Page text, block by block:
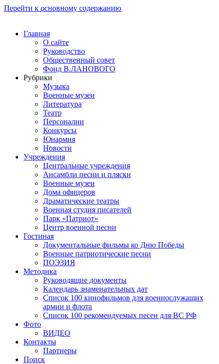
Перейти к основному содержанию
Главная
О сайте
Руководство
Общественный совет
Фонд В.ЛАНОВОГО
Рубрики
Музыка
Военные музеи
Литература
Театр
Персоналии
Конкурсы
Юнармия
Новости
Учреждения
Центральные учреждения
Ансамбли песни и пляски
Военные музеи
Дома офицеров
Драматические театры
Военная студия писателей
Парк «Патриот»
Центр военной песни
Гостиная
Документальные фильмы ко Дню Победы
Военные патриотические песни
ПОЭЗИЯ
Методика
Руководящие документы
Календарь знаменательных дат
Список 100 кинофильмов для военнослужащих
армии и флота
Список 100 рекомендуемых песен для ВС РФ
Фото
ВИДЕО
Контакты
Партнеры
Поиск